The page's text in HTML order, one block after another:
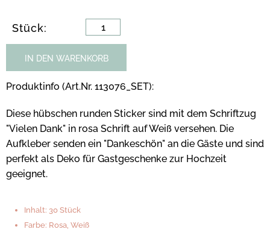
Stück:
IN DEN WARENKORB
Produktinfo (Art.Nr. 113076_SET):
Diese hübschen runden Sticker sind mit dem Schriftzug
"Vielen Dank" in rosa Schrift auf Weiß versehen. Die
Aufkleber senden ein "Dankeschön" an die Gäste und sind
perfekt als Deko für Gastgeschenke zur Hochzeit
geeignet.
Inhalt: 30 Stück
Farbe: Rosa, Weiß